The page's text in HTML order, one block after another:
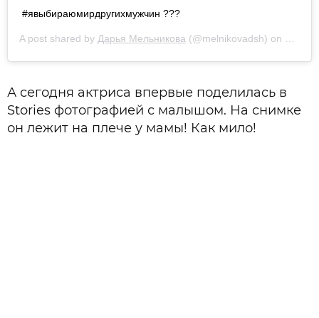
#явыбираюмирдругихмужчин ???
A post shared by Дарья Мельникова (@melnikovadsh) on
А сегодня актриса впервые поделилась в
Stories фотографией с малышом. На снимке
он лежит на плече у мамы! Как мило!